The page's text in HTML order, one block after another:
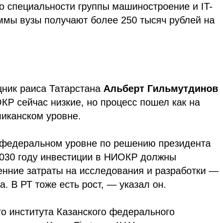
специальности группы машиностроение и IT-
вузы получают более 250 тысяч рублей на
раиса Татарстана Альберт Гильмутдинов
сейчас низкие, но процесс пошел как на
уровне.
уровне по решению президента
году инвестиции в НИОКР должны
затраты на исследования и разработки —
В РТ тоже есть рост, — указал он.
института Казанского федерального